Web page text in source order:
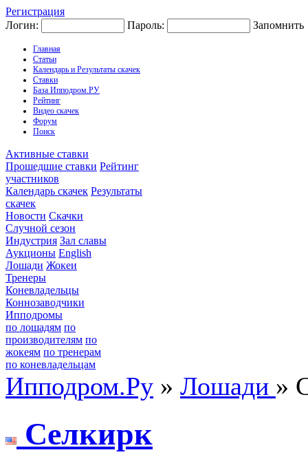
Регистрация
Логин:
Пароль: Запомнить
Главная
Статьи
Календарь и Результаты скачек
Ставки
База Ипподром.РУ
Рейтинг
Видео скачек
Форум
Поиск
Активные ставки
Прошедшие ставки Рейтинг
участников
Календарь скачек Результаты
скачек
Новости Скачки
Случной сезон
Индустрия Зал славы
Аукционы English
Лошади Жокеи
Тренеры
Коневладельцы
Коннозаводчики
Ипподромы
по лошадям по
производителям по
жокеям по тренерам
по коневладельцам
Ипподром.Ру » Лошади »
Cелкирк